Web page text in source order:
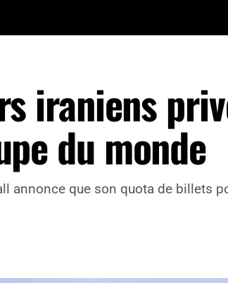
iraniens
du monde
annonce que son quota de billets